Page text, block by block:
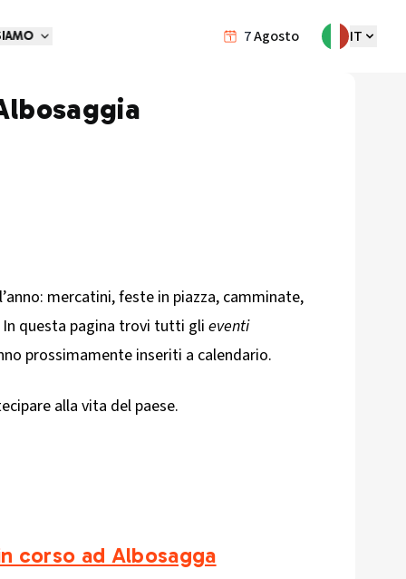
7Agosto IT
mercatini, feste in piazza, camminate,
In questa pagina trovi tutti glieventi
prossimamente inseriti a calendario.
alla vita del paese.
corso ad Albosagga